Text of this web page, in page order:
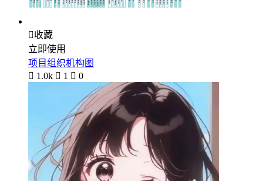
收藏
立即使用
项目组织机构图
 1.0k  1  0